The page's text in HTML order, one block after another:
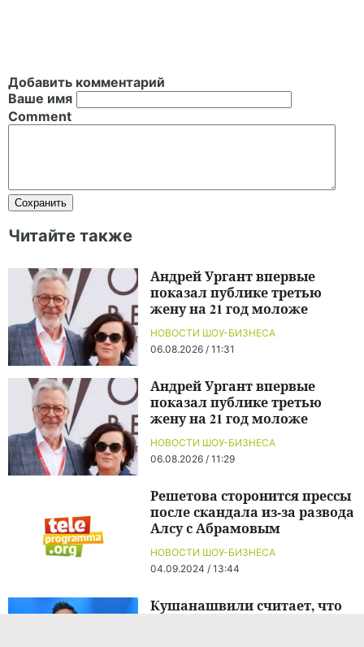
Добавить комментарий
Ваше имя
Comment
Читайте также
НОВОСТИ ШОУ-БИЗНЕСА
06.08.2026 / 11:31
Андрей Ургант впервые
показал публике третью
жену на 21 год моложе
НОВОСТИ ШОУ-БИЗНЕСА
06.08.2026 / 11:29
Андрей Ургант впервые
показал публике третью
жену на 21 год моложе
НОВОСТИ ШОУ-БИЗНЕСА
04.09.2024 / 13:44
Решетова сторонится прессы
после скандала из-за развода
Алсу с Абрамовым
Кушанашвили считает, что